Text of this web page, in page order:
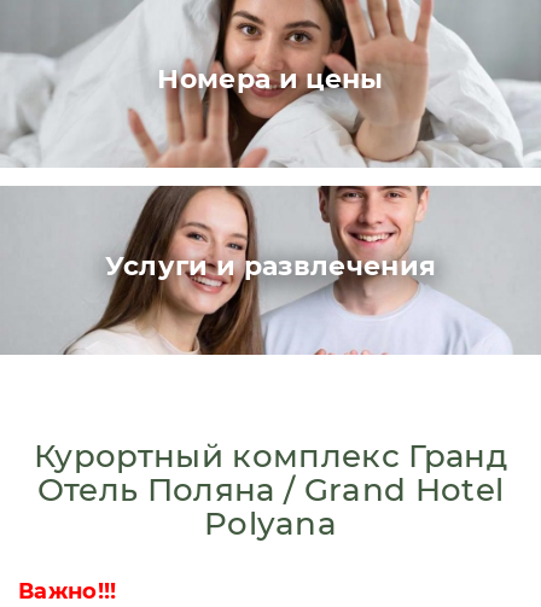
Номера и цены
Услуги и развлечения
Курортный комплекс Гранд
Отель Поляна / Grand Hotel
Polyana
Важно!!!